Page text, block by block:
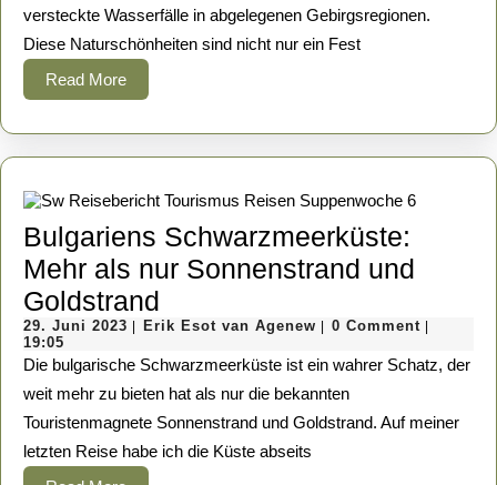
Ein
nasser
Abenteuer-
versteckte Wasserfälle in abgelegenen Gebirgsregionen.
Diese Naturschönheiten sind nicht nur ein Fest
Read MoreRead
More
Bulgariens Schwarzmeerküste:
Mehr als nur Sonnenstrand und
Goldstrand
Schwarzmeerküste:
Mehr
als
nur
Sonnenstrand
29. Juni 2023 29.
2023
Erik Esot van Agenew Erik
van
Agenew
0 Comment
19:05
Die bulgarische Schwarzmeerküste ist ein wahrer Schatz, der
weit mehr zu bieten hat als nur die bekannten
Touristenmagnete Sonnenstrand und Goldstrand. Auf meiner
letzten Reise habe ich die Küste abseits